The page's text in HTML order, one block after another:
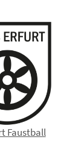
Faustball